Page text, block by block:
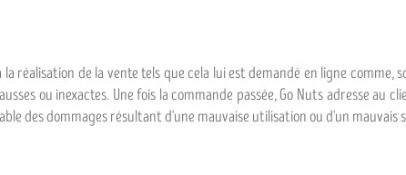
réalisation de la vente tels que cela lui est demandé en ligne comme,
ou inexactes. Une fois la commande passée, Go Nuts adresse au
des dommages résultant d'une mauvaise utilisation ou d'un